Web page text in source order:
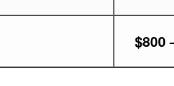
$800